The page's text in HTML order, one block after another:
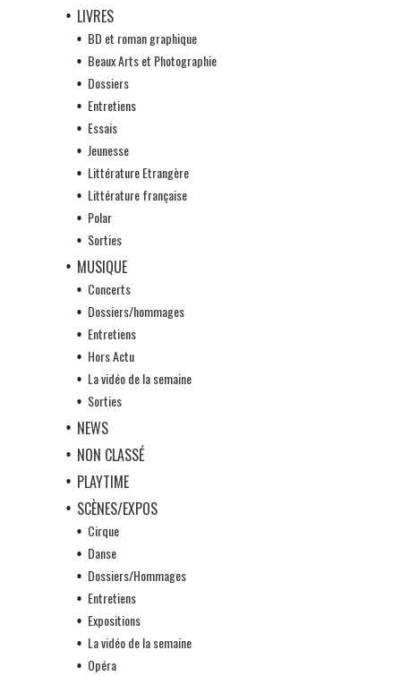
LIVRES
BD et roman graphique
Beaux Arts et Photographie
Dossiers
Entretiens
Essais
Jeunesse
Littérature Etrangère
Littérature française
Polar
Sorties
MUSIQUE
Concerts
Dossiers/hommages
Entretiens
Hors Actu
La vidéo de la semaine
Sorties
NEWS
NON CLASSÉ
PLAYTIME
SCÈNES/EXPOS
Cirque
Danse
Dossiers/Hommages
Entretiens
Expositions
La vidéo de la semaine
Opéra